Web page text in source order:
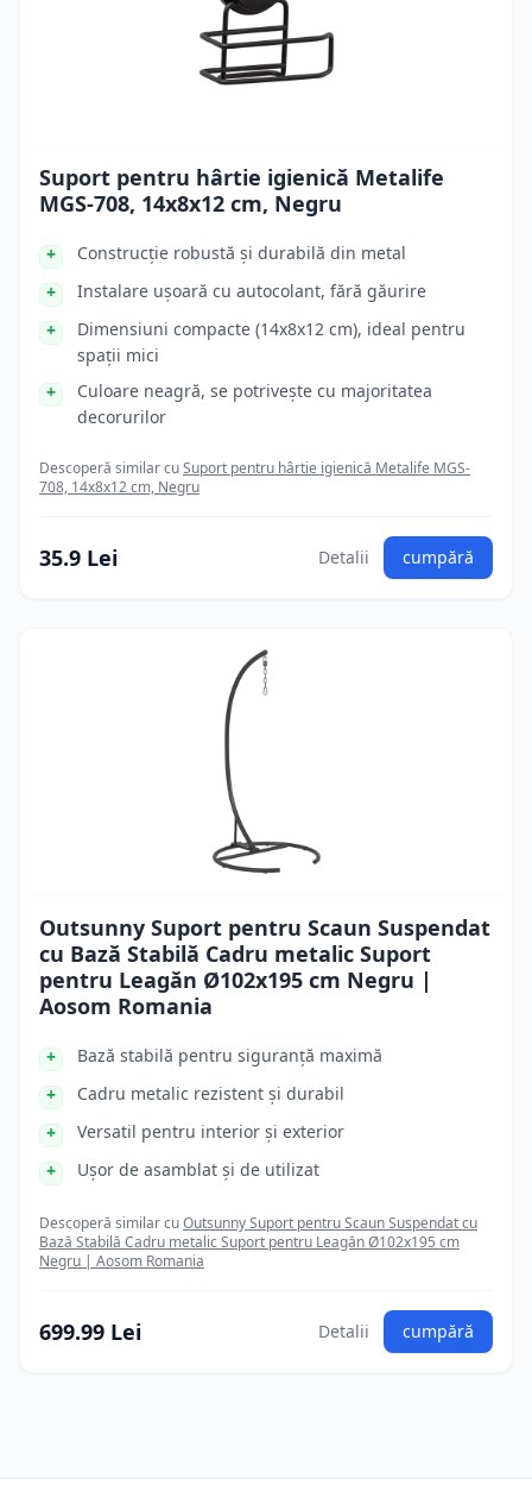
Suport pentru hârtie igienică Metalife
MGS-708, 14x8x12 cm, Negru
Construcție robustă și durabilă din metal
Instalare ușoară cu autocolant, fără găurire
Dimensiuni compacte (14x8x12 cm), ideal pentru
spații mici
Culoare neagră, se potrivește cu majoritatea
decorurilor
Descoperă similar cuSuport pentru hârtie igienică Metalife MGS-
708, 14x8x12 cm, Negru
35.9 Lei Detalii cumpără
Outsunny Suport pentru Scaun Suspendat
cu Bază Stabilă Cadru metalic Suport
pentru Leagăn Ø102x195 cm Negru |
Aosom Romania
Bază stabilă pentru siguranță maximă
Cadru metalic rezistent și durabil
Versatil pentru interior și exterior
Ușor de asamblat și de utilizat
Descoperă similar cuOutsunny Suport pentru Scaun Suspendat cu
Bază Stabilă Cadru metalic Suport pentru Leagăn Ø102x195 cm
Negru | Aosom Romania
699.99 Lei Detalii cumpără